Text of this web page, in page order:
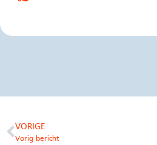
VORIGE
Vorig bericht